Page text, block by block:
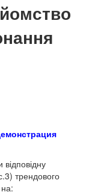
трендового